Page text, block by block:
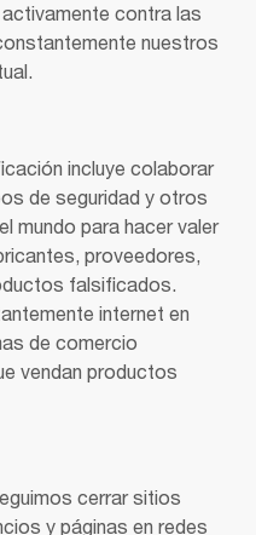
contra las
nuestros
incluye colaborar
de seguridad y otros
mundo para hacer valer
proveedores,
falsificados.
internet en
de comercio
vendan productos
cerrar sitios
y páginas en redes